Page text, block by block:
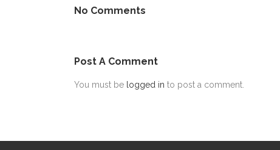
No Comments
Post A Comment
You must be logged in to post a comment.